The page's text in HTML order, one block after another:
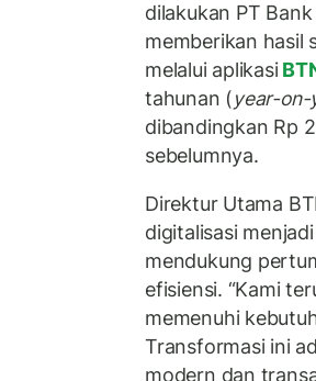
dilakukan PT
memberikan hasil
melalui aplikasi
tahunan (year-on-
dibandingkan Rp
sebelumnya.
Direktur Utama
digitalisasi
mendukung
efisiensi. “Kami
memenuhi
Transformasi ini
modern dan